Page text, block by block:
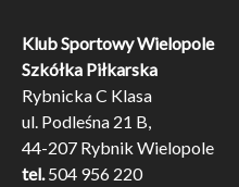
Klub Sportowy Wielopole
Szkółka Piłkarska
Rybnicka C Klasa
ul. Podleśna 21 B,
44-207 Rybnik Wielopole
tel. 504 956 220